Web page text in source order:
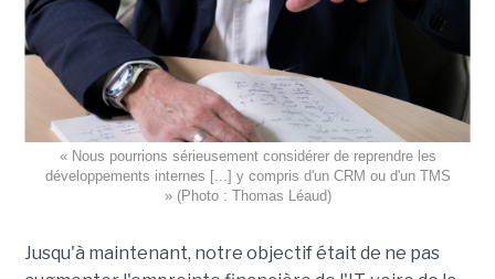
« Nous pourrions sérieusement considérer de reprendre les
développements internes [...] y compris d'un CRM ou d'un TMS
» (Photo : Thomas Léaud)
Jusqu'à maintenant, notre objectif était de ne pas